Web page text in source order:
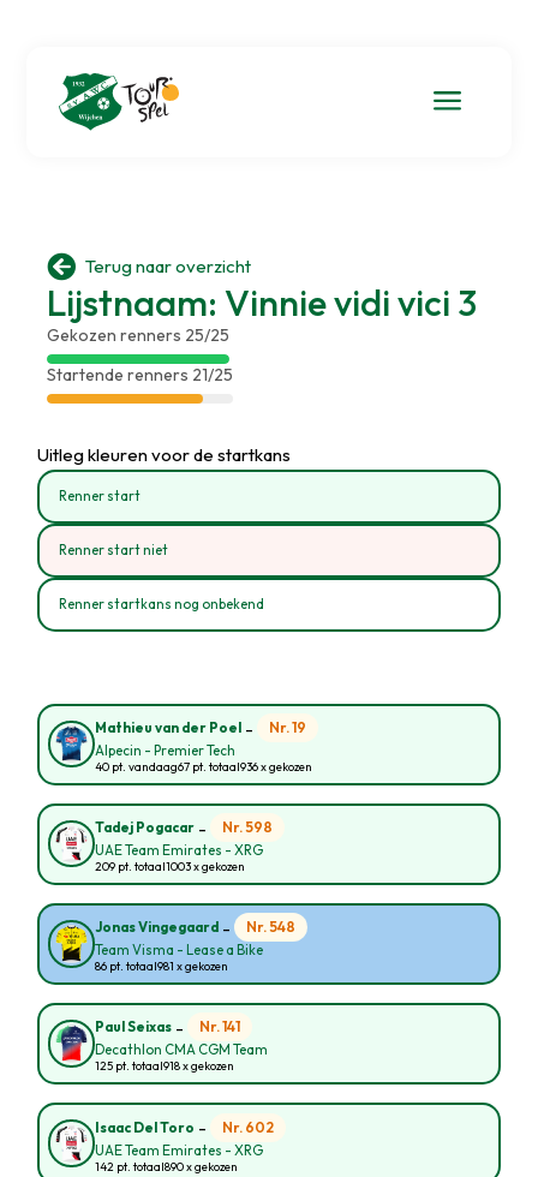
a
 Terug naar overzicht
Lijstnaam: Vinnie vidi vici 3
Gekozen renners 25/25
Startende renners 21/25
Uitleg kleuren voor de startkans
Renner start
Renner start niet
Renner startkans nog onbekend
Mathieu van der Poel - Nr. 19
Alpecin - Premier Tech
40 pt. vandaag67 pt. totaal936 x gekozen
Tadej Pogacar - Nr. 598
UAE Team Emirates - XRG
209 pt. totaal1003 x gekozen
Jonas Vingegaard - Nr. 548
Team Visma - Lease a Bike
86 pt. totaal981 x gekozen
Paul Seixas - Nr. 141
Decathlon CMA CGM Team
125 pt. totaal918 x gekozen
Isaac Del Toro - Nr. 602
UAE Team Emirates - XRG
142 pt. totaal890 x gekozen